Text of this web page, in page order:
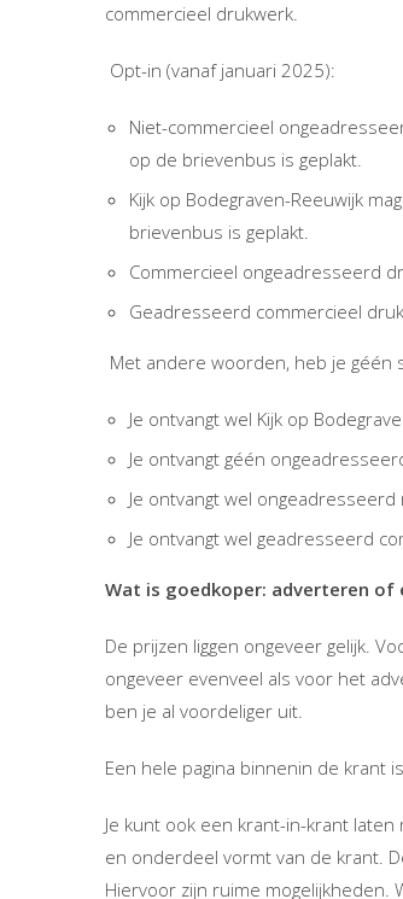
commercieel drukwerk.
Opt-in (vanaf januari 2025):
Niet-commercieel
op de brievenbus is geplakt.
Kijk op Bodegraven-Reeuwijk
brievenbus is geplakt.
Commercieel ongeadresseerd
Geadresseerd commercieel
Met andere woorden, heb je géén
Je ontvangt wel Kijk op
Je ontvangt géén
Je ontvangt wel
Je ontvangt wel geadresseerd
Wat is goedkoper: adverteren of
De prijzen liggen ongeveer gelijk.
ongeveer evenveel als voor het
ben je al voordeliger uit.
Een hele pagina binnenin de krant
Je kunt ook een krant-in-krant
en onderdeel vormt van de krant.
Hiervoor zijn ruime mogelijkheden.